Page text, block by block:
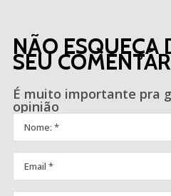
NÃO ESQUEÇA
SEU
É muito importante pra
opinião